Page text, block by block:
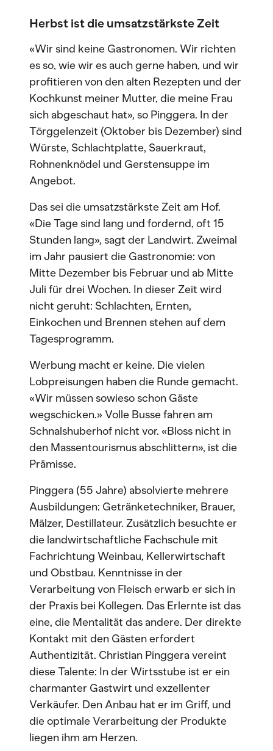
Herbst ist die umsatzstärkste Zeit
«Wir sind keine Gastronomen. Wir richten
es so, wie wir es auch gerne haben, und wir
profitieren von den alten Rezepten und der
Kochkunst meiner Mutter, die meine Frau
sich abgeschaut hat», so Pinggera. In der
Törggelenzeit (Oktober bis Dezember) sind
Würste, Schlachtplatte, Sauerkraut,
Rohnenknödel und Gerstensuppe im
Angebot.
Das sei die umsatzstärkste Zeit am Hof.
«Die Tage sind lang und fordernd, oft 15
Stunden lang», sagt der Landwirt. Zweimal
im Jahr pausiert die Gastronomie: von
Mitte Dezember bis Februar und ab Mitte
Juli für drei Wochen. In dieser Zeit wird
nicht geruht: Schlachten, Ernten,
Einkochen und Brennen stehen auf dem
Tagesprogramm.
Werbung macht er keine. Die vielen
Lobpreisungen haben die Runde gemacht.
«Wir müssen sowieso schon Gäste
wegschicken.» Volle Busse fahren am
Schnalshuberhof nicht vor. «Bloss nicht in
den Massentourismus abschlittern», ist die
Prämisse.
Pinggera (55 Jahre) absolvierte mehrere
Ausbildungen: Getränketechniker, Brauer,
Mälzer, Destillateur. Zusätzlich besuchte er
die landwirtschaftliche Fachschule mit
Fachrichtung Weinbau, Kellerwirtschaft
und Obstbau. Kenntnisse in der
Verarbeitung von Fleisch erwarb er sich in
der Praxis bei Kollegen. Das Erlernte ist das
eine, die Mentalität das andere. Der direkte
Kontakt mit den Gästen erfordert
Authentizität. Christian Pinggera vereint
diese Talente: In der Wirtsstube ist er ein
charmanter Gastwirt und exzellenter
Verkäufer. Den Anbau hat er im Griff, und
die optimale Verarbeitung der Produkte
liegen ihm am Herzen.